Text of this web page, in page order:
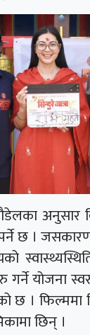
छ ।
योजना
छ । फिल्ममा
छिन् ।